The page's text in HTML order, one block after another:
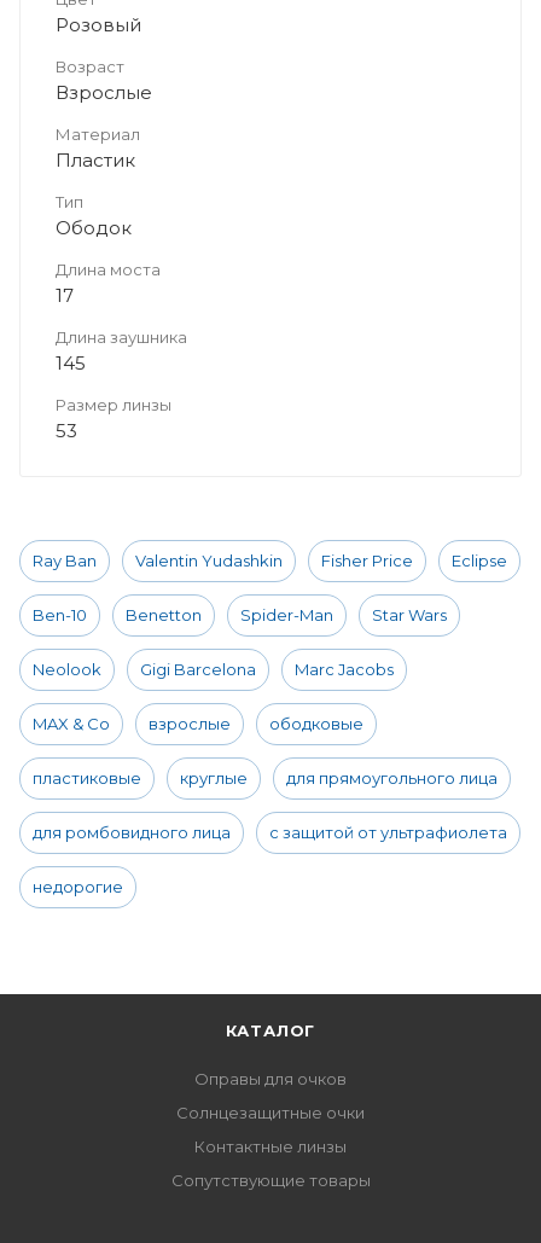
Розовый
Возраст
Взрослые
Материал
Пластик
Тип
Ободок
Длина моста
17
Длина заушника
145
Размер линзы
53
Ray Ban Valentin Yudashkin Fisher Price Eclipse
Ben-10 Benetton Spider-Man Star Wars
Neolook Gigi Barcelona Marc Jacobs
MAX & Co взрослые ободковые
пластиковые круглые для прямоугольного лица
для ромбовидного лица с защитой от ультрафиолета
недорогие
КАТАЛОГ
Оправы для очков
Солнцезащитные очки
Контактные линзы
Сопутствующие товары